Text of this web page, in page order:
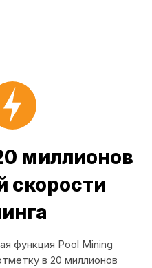
миллионов
скорости
функция Pool Mining
в 20 миллионов